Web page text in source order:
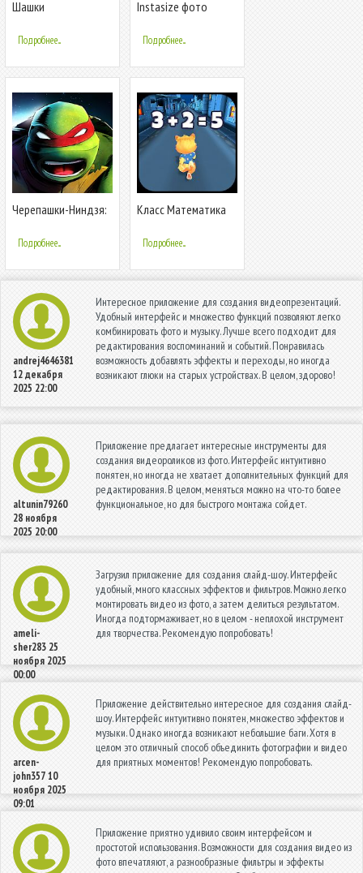
Шашки
Подробнее...
Instasize фото
Подробнее...
Черепашки-Ниндзя:
Подробнее...
Класс Математика
Математические
игры
Подробнее...
andrej4646381
12 декабря
2025 22:00
Интересное приложение для создания видеопрезентаций.
Удобный интерфейс и множество функций позволяют легко
комбинировать фото и музыку. Лучше всего подходит для
редактирования воспоминаний и событий. Понравилась
возможность добавлять эффекты и переходы, но иногда
возникают глюки на старых устройствах. В целом, здорово!
altunin79260
28 ноября
2025 20:00
Приложение предлагает интересные инструменты для
создания видеороликов из фото. Интерфейс интуитивно
понятен, но иногда не хватает дополнительных функций для
редактирования. В целом, меняться можно на что-то более
функциональное, но для быстрого монтажа сойдет.
ameli-
sher283 25
ноября 2025
00:00
Загрузил приложение для создания слайд-шоу. Интерфейс
удобный, много классных эффектов и фильтров. Можно легко
монтировать видео из фото, а затем делиться результатом.
Иногда подтормаживает, но в целом - неплохой инструмент
для творчества. Рекомендую попробовать!
arcen-
john35710
ноября 2025
09:01
Приложение действительно интересное для создания слайд-
шоу. Интерфейс интуитивно понятен, множество эффектов и
музыки. Однако иногда возникают небольшие баги. Хотя в
целом это отличный способ объединить фотографии и видео
для приятных моментов! Рекомендую попробовать.
Приложение приятно удивило своим интерфейсом и
простотой использования. Возможности для создания видео из
фото впечатляют, а разнообразные фильтры и эффекты